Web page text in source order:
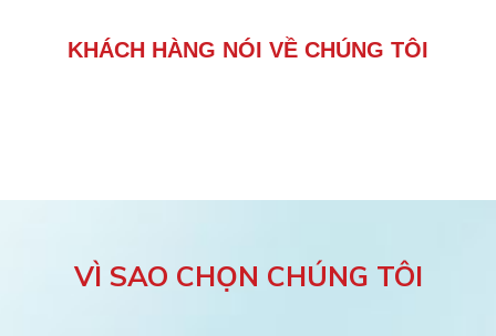
KHÁCH HÀNG NÓI VỀ CHÚNG TÔI
VÌ SAO CHỌN CHÚNG TÔI